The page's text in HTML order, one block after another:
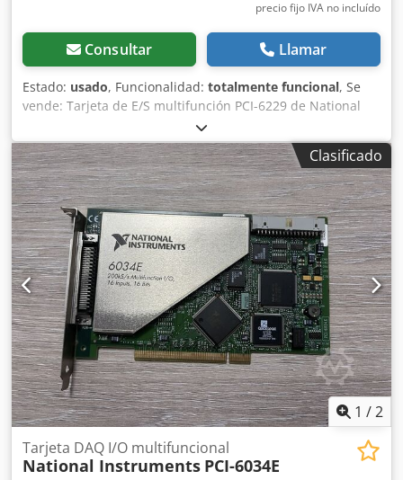
precio fijo IVA no incluído
Consultar Llamar
Estado: usado, Funcionalidad: totalmente funcional, Se
vende: Tarjeta de E/S multifunción PCI-6229 de National
Instruments, en perfecto estado de funcionamiento.
Fabricante: National Instruments (NI) Modelo: PCI-6229
Número de artículo: 191329E-01L Estado: Usado –
Totalmente probado y funcional Probado: NI MAX –
funcionamiento verificado Entradas analógicas: 32 AI (16
bits, 250 kS/s) Salidas analógicas: 4 AO E/S digitales: 48 DIO
Contadores: Dos contadores/temporizadores de 32 bits
Interfaz: PCI Crsdjzq Akqepfx Ag Sof Controlador:
Compatible con NI-DAQmx Probado con el software NI MAX
y se ha comprobado que funciona correctamente. Se ha
confirmado el funcionamiento de todos los canales
analógicos y digitales. Compatible con LabVIEW y
LabWindows/CVI. Retirado de un entorno industrial en
funcionamiento, no se detectan fallos. Envío desde
Hungría. Disponible envío internacional. Embalado
cuidadosamente con protección antiestática.
Clasificado
1 /2
Tarjeta DAQ I/O multifuncional
National Instruments PCI-6034E